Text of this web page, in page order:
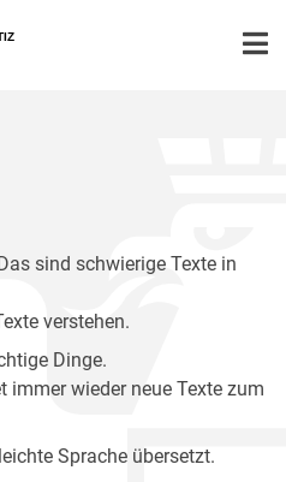
sind schwierige Texte in
verstehen.
Dinge.
wieder neue Texte zum
Sprache übersetzt.